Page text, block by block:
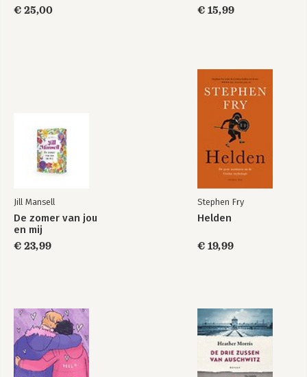
€ 25,00 € 15,99
Jill Mansell
De zomer van jou
en mij
€ 23,99
Stephen Fry
Helden
€ 19,99